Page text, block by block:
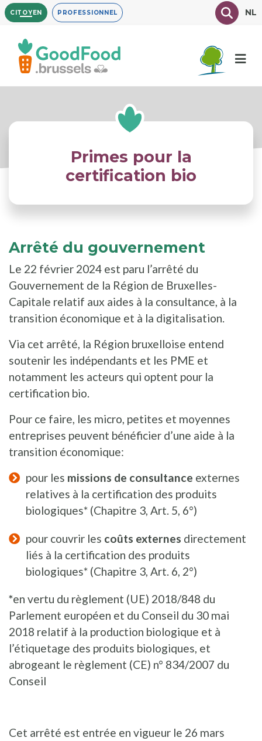
Aller
au
contenu
principal
CITOYEN PROFESSIONNEL TexteNL
Primes pour la
certification bio
Arrêté du gouvernement
Le 22 février 2024 est paru l’arrêté du
Gouvernement de la Région de Bruxelles-
Capitale relatif aux aides à la consultance, à la
transition économique et à la digitalisation.
Via cet arrêté, la Région bruxelloise entend
soutenir les indépendants et les PME et
notamment les acteurs qui optent pour la
certification bio.
Pour ce faire, les micro, petites et moyennes
entreprises peuvent bénéficier d’une aide à la
transition économique:
pour les missions de consultance externes
relatives à la certification des produits
biologiques* (Chapitre 3, Art. 5, 6°)
pour couvrir les coûts externes directement
liés à la certification des produits
biologiques* (Chapitre 3, Art. 6, 2°)
*en vertu du règlement (UE) 2018/848 du
Parlement européen et du Conseil du 30 mai
2018 relatif à la production biologique et à
l’étiquetage des produits biologiques, et
abrogeant le règlement (CE) n° 834/2007 du
Conseil
Cet arrêté est entrée en vigueur le 26 mars